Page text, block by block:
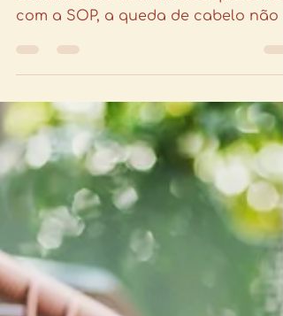
Apesar de esse ser um sintoma
normal e tem tratamento!